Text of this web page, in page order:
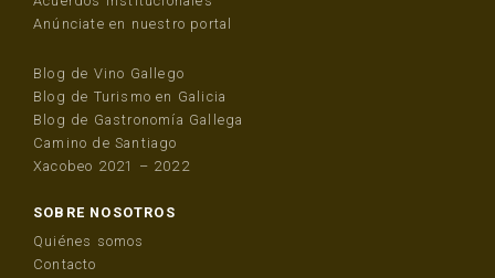
Anúnciate en nuestro portal
Blog de Vino Gallego
Blog de Turismo en Galicia
Blog de Gastronomía Gallega
Camino de Santiago
Xacobeo 2021 – 2022
SOBRE NOSOTROS
Quiénes somos
Contacto